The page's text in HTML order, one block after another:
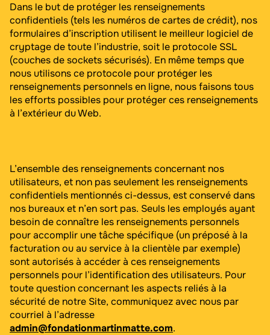
Dans le but de protéger les renseignements
confidentiels (tels les numéros de cartes de crédit), nos
formulaires d’inscription utilisent le meilleur logiciel de
cryptage de toute l’industrie, soit le protocole SSL
(couches de sockets sécurisés). En même temps que
nous utilisons ce protocole pour protéger les
renseignements personnels en ligne, nous faisons tous
les efforts possibles pour protéger ces renseignements
à l’extérieur du Web.
L’ensemble des renseignements concernant nos
utilisateurs, et non pas seulement les renseignements
confidentiels mentionnés ci-dessus, est conservé dans
nos bureaux et n’en sort pas. Seuls les employés ayant
besoin de connaître les renseignements personnels
pour accomplir une tâche spécifique (un préposé à la
facturation ou au service à la clientèle par exemple)
sont autorisés à accéder à ces renseignements
personnels pour l’identification des utilisateurs. Pour
toute question concernant les aspects reliés à la
sécurité de notre Site, communiquez avec nous par
courriel à l’adresse
admin@fondationmartinmatte.com.